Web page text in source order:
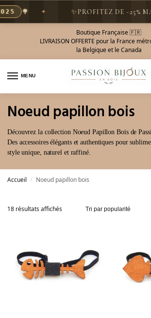
✨ PROFITEZ DE -25%
Boutique Française 🇫🇷
LIVRAISON OFFERTE pour la France
la Belgique et le Canada
MENU
Noeud papillon bois
Découvrez la collection Noeud Papillon Bois de
Des accessoires élégants et authentiques pour
style unique, naturel et raffiné.
Accueil / Noeud papillon bois
18 résultats affichés